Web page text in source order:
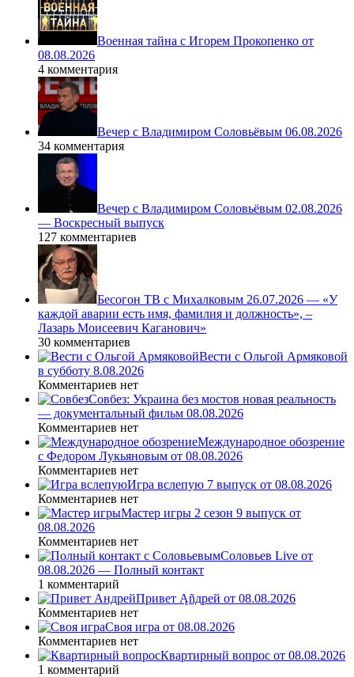
Военная тайна с Игорем Прокопенко от
08.08.2026
4 комментария
Вечер с Владимиром Соловьёвым 06.08.2026
34 комментария
Вечер с Владимиром Соловьёвым 02.08.2026
— Воскресный выпуск
127 комментариев
Бесогон ТВ с Михалковым 26.07.2026 — «У
каждой аварии есть имя, фамилия и должность», –
Лазарь Моисеевич Каганович»
30 комментариев
Вести с Ольгой Армяковой
в субботу 8.08.2026
Комментариев нет
Совбез: Украина без мостов новая реальность
— документальный фильм 08.08.2026
Комментариев нет
Международное обозрение
с Федором Лукьяновым от 08.08.2026
Комментариев нет
Игра вслепую 7 выпуск от 08.08.2026
Комментариев нет
Мастер игры 2 сезон 9 выпуск от
08.08.2026
Комментариев нет
Соловьев Live от
08.08.2026 — Полный контакт
1 комментарий
Привет Ąñдpей от 08.08.2026
Комментариев нет
Своя игра от 08.08.2026
Комментариев нет
Квартирный вопрос от 08.08.2026
1 комментарий